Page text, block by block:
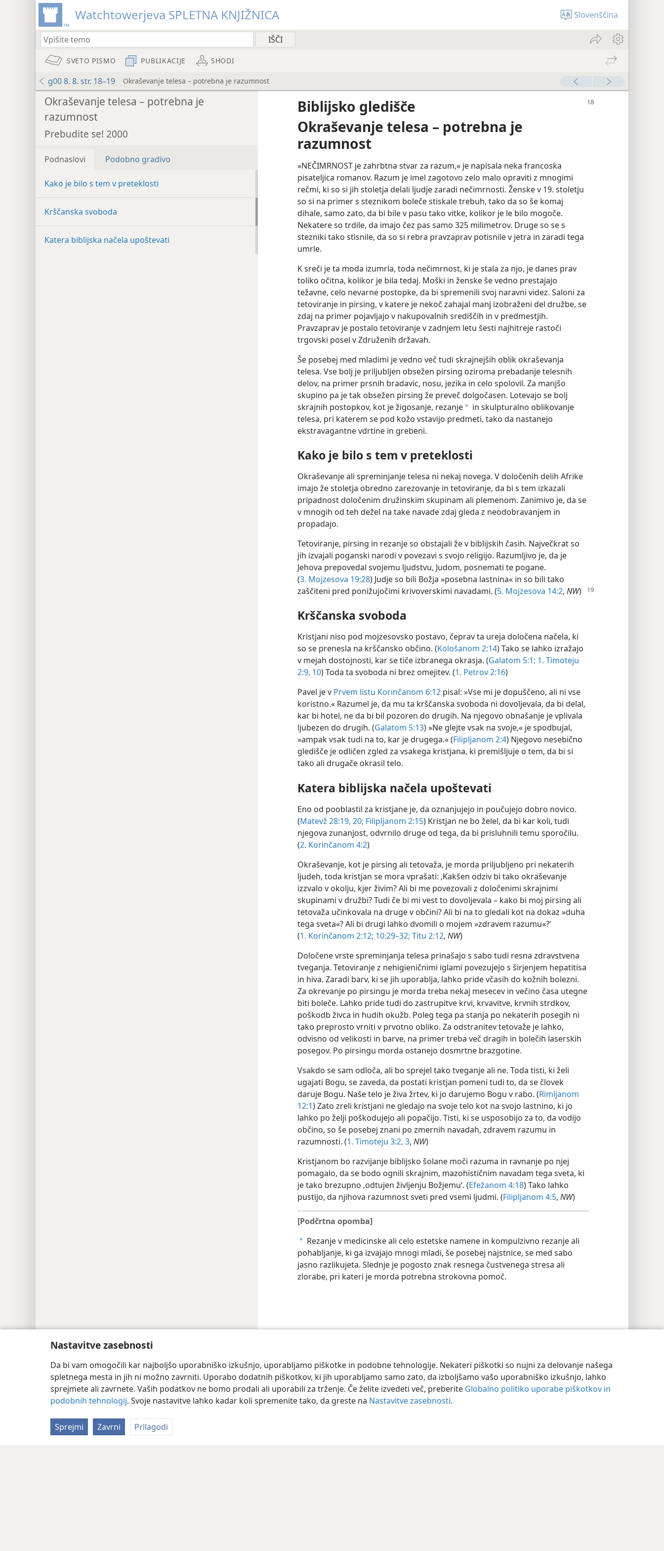
Nastavitve zasebnosti
Da bi vam omogočili kar najboljšo uporabniško izkušnjo, uporabljamo piškotke in podobne tehnologije. Nekateri piškotki so nujni za delovanje našega
spletnega mesta in jih ni možno zavrniti. Uporabo dodatnih piškotkov, ki jih uporabljamo samo zato, da izboljšamo vašo uporabniško izkušnjo, lahko
sprejmete ali zavrnete. Vaših podatkov ne bomo prodali ali uporabili za trženje. Če želite izvedeti več, preberite Globalno politiko uporabe piškotkov in
podobnih tehnologij. Svoje nastavitve lahko kadar koli spremenite tako, da greste na Nastavitve zasebnosti.
Sprejmi Zavrni Prilagodi
Watchtowerjeva SPLETNA KNJIŽNICA Slovenščina
SVETO PISMO PUBLIKACIJE SHODI
g00 8. 8. str. 18–19 Okraševanje telesa – potrebna je razumnost
Okraševanje telesa – potrebna je
razumnost
Prebudite se! 2000
Podnaslovi Podobno gradivo
Kako je bilo s tem v preteklosti
Krščanska svoboda
Katera biblijska načela upoštevati
Biblijsko gledišče
Okraševanje telesa – potrebna je
razumnost
»NEČIMRNOST je zahrbtna stvar za razum,« je napisala neka francoska
pisateljica romanov. Razum je imel zagotovo zelo malo opraviti z mnogimi
rečmi, ki so si jih stoletja delali ljudje zaradi nečimrnosti. Ženske v 19. stoletju
so si na primer s steznikom boleče stiskale trebuh, tako da so še komaj
dihale, samo zato, da bi bile v pasu tako vitke, kolikor je le bilo mogoče.
Nekatere so trdile, da imajo čez pas samo 325 milimetrov. Druge so se s
stezniki tako stisnile, da so si rebra pravzaprav potisnile v jetra in zaradi tega
umrle.
K sreči je ta moda izumrla, toda nečimrnost, ki je stala za njo, je danes prav
toliko očitna, kolikor je bila tedaj. Moški in ženske še vedno prestajajo
težavne, celo nevarne postopke, da bi spremenili svoj naravni videz. Saloni za
tetoviranje in pirsing, v katere je nekoč zahajal manj izobraženi del družbe, se
zdaj na primer pojavljajo v nakupovalnih središčih in v predmestjih.
Pravzaprav je postalo tetoviranje v zadnjem letu šesti najhitreje rastoči
trgovski posel v Združenih državah.
Še posebej med mladimi je vedno več tudi skrajnejših oblik okraševanja
telesa. Vse bolj je priljubljen obsežen pirsing oziroma prebadanje telesnih
delov, na primer prsnih bradavic, nosu, jezika in celo spolovil. Za manjšo
skupino pa je tak obsežen pirsing že preveč dolgočasen. Lotevajo se bolj
skrajnih postopkov, kot je žigosanje, rezanje a in skulpturalno oblikovanje
telesa, pri katerem se pod kožo vstavijo predmeti, tako da nastanejo
ekstravagantne vdrtine in grebeni.
Kako je bilo s tem v preteklosti
Okraševanje ali spreminjanje telesa ni nekaj novega. V določenih delih Afrike
imajo že stoletja obredno zarezovanje in tetoviranje, da bi s tem izkazali
pripadnost določenim družinskim skupinam ali plemenom. Zanimivo je, da se
v mnogih od teh dežel na take navade zdaj gleda z neodobravanjem in
propadajo.
Tetoviranje, pirsing in rezanje so obstajali že v biblijskih časih. Največkrat so
jih izvajali poganski narodi v povezavi s svojo religijo. Razumljivo je, da je
Jehova prepovedal svojemu ljudstvu, Judom, posnemati te pogane.
(3. Mojzesova 19:28) Judje so bili Božja »posebna lastnina« in so bili tako
zaščiteni pred ponižujočimi krivoverskimi navadami. (5. Mojzesova 14:2, NW)
Krščanska svoboda
Kristjani niso pod mojzesovsko postavo, čeprav ta ureja določena načela, ki
so se prenesla na krščansko občino. (Kološanom 2:14) Tako se lahko izražajo
v mejah dostojnosti, kar se tiče izbranega okrasja. (Galatom 5:1; 1. Timoteju
2:9, 10) Toda ta svoboda ni brez omejitev. (1. Petrov 2:16)
Pavel je v Prvem listu Korinčanom 6:12 pisal: »Vse mi je dopuščeno, ali ni vse
koristno.« Razumel je, da mu ta krščanska svoboda ni dovoljevala, da bi delal,
kar bi hotel, ne da bi bil pozoren do drugih. Na njegovo obnašanje je vplivala
ljubezen do drugih. (Galatom 5:13) »Ne glejte vsak na svoje,« je spodbujal,
»ampak vsak tudi na to, kar je drugega.« (Filipljanom 2:4) Njegovo nesebično
gledišče je odličen zgled za vsakega kristjana, ki premišljuje o tem, da bi si
tako ali drugače okrasil telo.
Katera biblijska načela upoštevati
Eno od pooblastil za kristjane je, da oznanjujejo in poučujejo dobro novico.
(Matevž 28:19, 20; Filipljanom 2:15) Kristjan ne bo želel, da bi kar koli, tudi
njegova zunanjost, odvrnilo druge od tega, da bi prisluhnili temu sporočilu.
(2. Korinčanom 4:2)
Okraševanje, kot je pirsing ali tetovaža, je morda priljubljeno pri nekaterih
ljudeh, toda kristjan se mora vprašati: ‚Kakšen odziv bi tako okraševanje
izzvalo v okolju, kjer živim? Ali bi me povezovali z določenimi skrajnimi
skupinami v družbi? Tudi če bi mi vest to dovoljevala – kako bi moj pirsing ali
tetovaža učinkovala na druge v občini? Ali bi na to gledali kot na dokaz »duha
tega sveta«? Ali bi drugi lahko dvomili o mojem »zdravem razumu«?‘
(1. Korinčanom 2:12; 10:29–32; Titu 2:12, NW)
Določene vrste spreminjanja telesa prinašajo s sabo tudi resna zdravstvena
tveganja. Tetoviranje z nehigieničnimi iglami povezujejo s širjenjem hepatitisa
in hiva. Zaradi barv, ki se jih uporablja, lahko pride včasih do kožnih bolezni.
Za okrevanje po pirsingu je morda treba nekaj mesecev in večino časa utegne
biti boleče. Lahko pride tudi do zastrupitve krvi, krvavitve, krvnih strdkov,
poškodb živca in hudih okužb. Poleg tega pa stanja po nekaterih posegih ni
tako preprosto vrniti v prvotno obliko. Za odstranitev tetovaže je lahko,
odvisno od velikosti in barve, na primer treba več dragih in bolečih laserskih
posegov. Po pirsingu morda ostanejo dosmrtne brazgotine.
Vsakdo se sam odloča, ali bo sprejel tako tveganje ali ne. Toda tisti, ki želi
ugajati Bogu, se zaveda, da postati kristjan pomeni tudi to, da se človek
daruje Bogu. Naše telo je živa žrtev, ki jo darujemo Bogu v rabo. (Rimljanom
12:1) Zato zreli kristjani ne gledajo na svoje telo kot na svojo lastnino, ki jo
lahko po želji poškodujejo ali popačijo. Tisti, ki se usposobijo za to, da vodijo
občino, so še posebej znani po zmernih navadah, zdravem razumu in
razumnosti. (1. Timoteju 3:2, 3, NW)
Kristjanom bo razvijanje biblijsko šolane moči razuma in ravnanje po njej
pomagalo, da se bodo ognili skrajnim, mazohističnim navadam tega sveta, ki
je tako brezupno ‚odtujen življenju Božjemu‘. (Efežanom 4:18) Tako lahko
pustijo, da njihova razumnost sveti pred vsemi ljudmi. (Filipljanom 4:5, NW)
[Podčrtna opomba]
a Rezanje v medicinske ali celo estetske namene in kompulzivno rezanje ali
pohabljanje, ki ga izvajajo mnogi mladi, še posebej najstnice, se med sabo
jasno razlikujeta. Slednje je pogosto znak resnega čustvenega stresa ali
zlorabe, pri kateri je morda potrebna strokovna pomoč.